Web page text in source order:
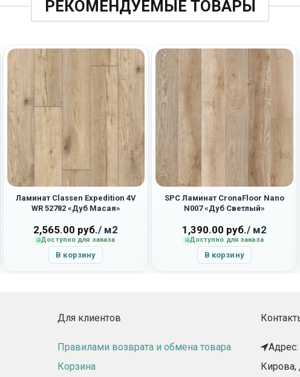
РЕКОМЕНДУЕМЫЕ ТОВАРЫ
Ламинат Classen Expedition 4V
WR 52782 «Дуб Масая»
2,565.00 руб./ м2
Доступно для заказа
В корзину
SPC Ламинат CronaFloor Nano
N007 «Дуб Светлый»
1,390.00 руб./ м2
Доступно для заказа
В корзину
Для клиентов
Правилами возврата и обмена товара
Корзина
Адрес:
Кирова,